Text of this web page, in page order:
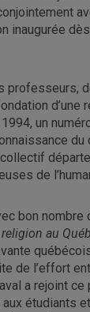
inaugurée
professeurs,
d’une
un
de
bon nombre
religion au
de l’effort
a rejoint ce
étudiants